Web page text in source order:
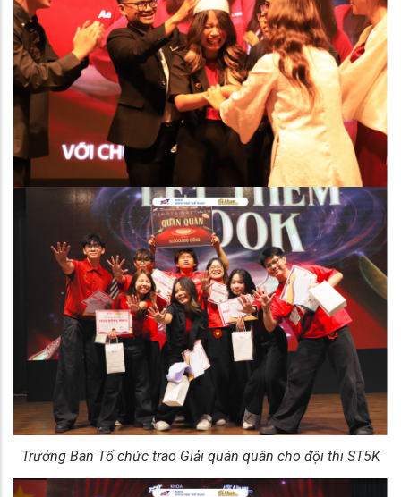
Trưởng Ban Tổ chức trao Giải quán quân cho đội thi ST5K